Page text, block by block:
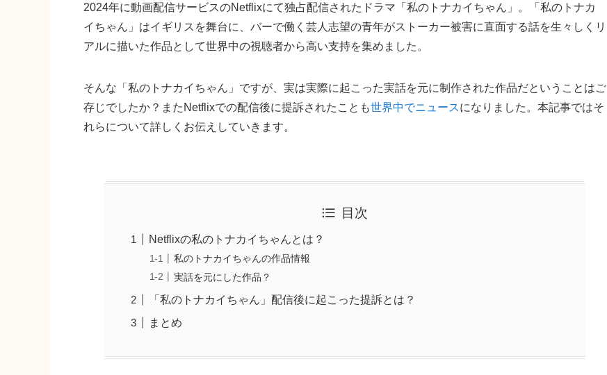
2024年に動画配信サービスのNetflixにて独占配信されたドラマ「私のトナカイちゃん」。「私のトナカ
イちゃん」はイギリスを舞台に、バーで働く芸人志望の青年がストーカー被害に直面する話を生々しくリ
アルに描いた作品として世界中の視聴者から高い支持を集めました。
そんな「私のトナカイちゃん」ですが、実は実際に起こった実話を元に制作された作品だということはご
存じでしたか？またNetflixでの配信後に提訴されたことも世界中でニュースになりました。本記事ではそ
れらについて詳しくお伝えしていきます。
目次
Netflixの私のトナカイちゃんとは？
私のトナカイちゃんの作品情報
実話を元にした作品？
「私のトナカイちゃん」配信後に起こった提訴とは？
まとめ